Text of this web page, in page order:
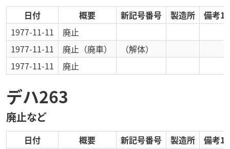
日付 概要 新記号番号 製造所
備考1
1977-11-11
廃止
1977-11-11
廃止 （廃車）
（解体）
1977-11-11
廃止
デハ263
廃止など
日付 概要 新記号番号 製造所
備考1